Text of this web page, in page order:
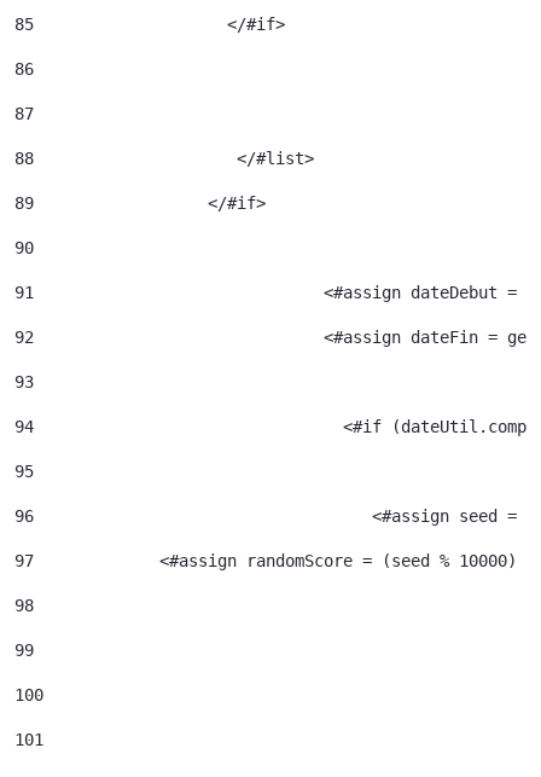
85
                    </#if>
86
87
88
		       </#list>
89
		    </#if>
90
91
<#assign dateDebut
92
<#assign dateFin =
93
94
95
96
<#assign seed
97
<#assign randomScore = (seed % 10000)
98
99
100
101